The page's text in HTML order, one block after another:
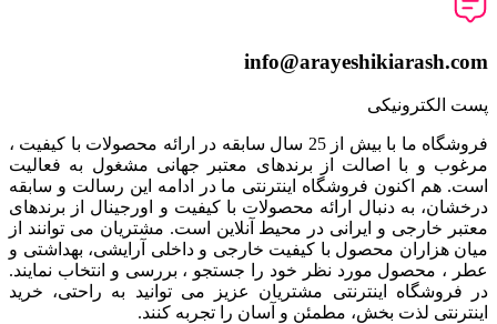
info@arayeshikiarash.com
پست الکترونیکی
فروشگاه ما با بیش از 25 سال سابقه در ارائه محصولات با کيفيت ،
مرغوب و با اصالت از برندهای معتبر جهانی مشغول به فعاليت
است. هم اکنون فروشگاه اینترنتی ما در ادامه اين رسالت و سابقه
درخشان، به دنبال ارائه محصولات با کيفيت و اورجينال از برندهای
معتبر خارجی و ايرانی در محيط آنلاين است. مشتريان می توانند از
ميان هزاران محصول با کيفيت خارجی و داخلی آرایشی، بهداشتی و
عطر ، محصول مورد نظر خود را جستجو ، بررسی و انتخاب نمايند.
در فروشگاه اینترنتی مشتريان عزیز می توانيد به راحتی، خرید
اینترنتی لذت بخش، مطمئن و آسان را تجربه کنند.